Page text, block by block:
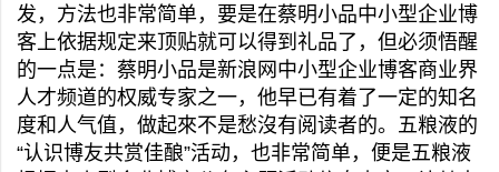
发，方法也非常简单，要是在蔡明小品中小型企业博
客上依据规定来顶贴就可以得到礼品了，但必须悟醒
的一点是：蔡明小品是新浪网中小型企业博客商业界
人才频道的权威专家之一，他早已有着了一定的知名
度和人气值，做起來不是愁沒有阅读者的。五粮液的
“认识博友共赏佳酿”活动，也非常简单，便是五粮液